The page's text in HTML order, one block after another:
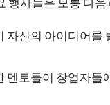
자신의 아이디어를
멘토들이 창업자들